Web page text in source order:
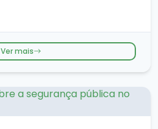
Ver mais